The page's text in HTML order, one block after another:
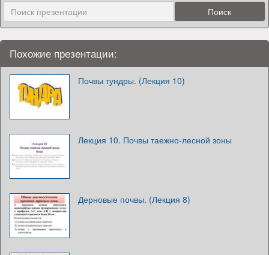
Похожие презентации:
Почвы тундры. (Лекция 10)
Лекция 10. Почвы таежно-лесной зоны
Дерновые почвы. (Лекция 8)